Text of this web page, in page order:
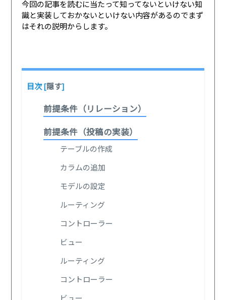
今回の記事を読むに当たって知ってないといけない知
識と実装しておかないといけない内容があるのでまず
はそれの説明からします。
目次[隠す]
前提条件（リレーション）
前提条件（投稿の実装）
テーブルの作成
カラムの追加
モデルの設定
ルーティング
コントローラー
ビュー
ルーティング
コントローラー
ビュー